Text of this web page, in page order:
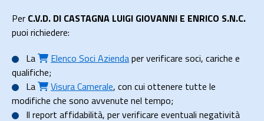
Per C.V.D. DI CASTAGNA LUIGI GIOVANNI E ENRICO S.N.C.
puoi richiedere:
La
Elenco Soci Aziendaper verificare soci, cariche e
qualifiche;
La
Visura Camerale, con cui ottenere tutte le
modifiche che sono avvenute nel tempo;
Il report affidabilità, per verificare eventuali negatività